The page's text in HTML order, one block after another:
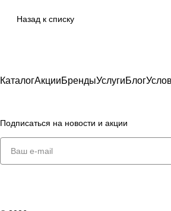
Назад к списку
КаталогАкцииБрендыУслугиБлог
Подписаться на новости и акции